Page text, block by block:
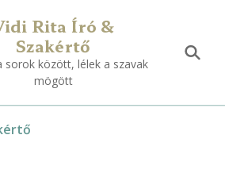
Rita Író &
Szakértő
sorok között, lélek a szavak
mögött